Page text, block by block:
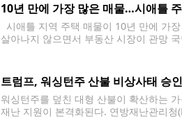
10년 만에 가장 많은 매물…시애틀
시애틀 지역 주택 매물이 10년 만에 가
살아나지 않으면서 부동산 시장이 관망
트럼프, 워싱턴주 산불 비상사태 승
워싱턴주를 덮친 대형 산불이 확산하는
재난 지원이 본격화된다. 연방재난관리